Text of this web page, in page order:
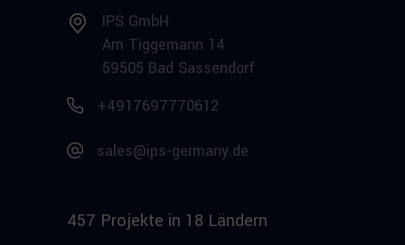
IPS GmbH
Am Tiggemann 14
59505 Bad Sassendorf
+4917697770612
sales@ips-germany.de
457 Projekte in 18 Ländern